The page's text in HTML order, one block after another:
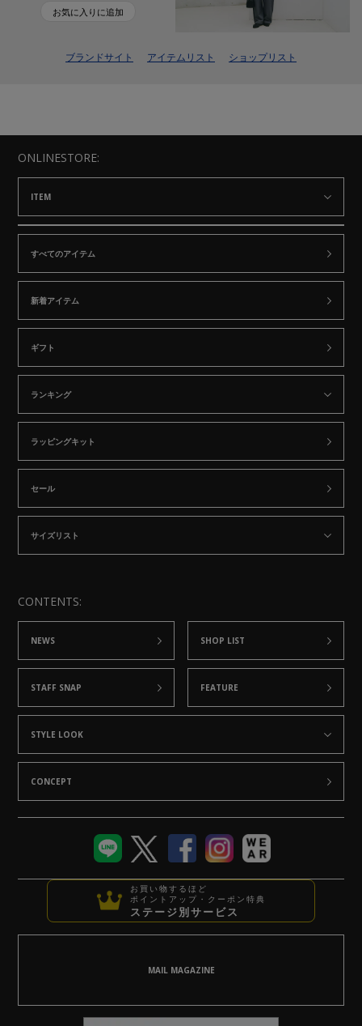
お気に入りに追加
ブランドサイト アイテムリスト ショップリスト
ONLINESTORE:
ITEM
すべてのアイテム
新着アイテム
ギフト
ランキング
ラッピングキット
セール
サイズリスト
CONTENTS:
NEWS
STAFF SNAP
SHOP LIST
FEATURE
STYLE LOOK
CONCEPT
お買い物するほど
ポイントアップ・クーポン特典
ステージ別サービス
MAIL MAGAZINE